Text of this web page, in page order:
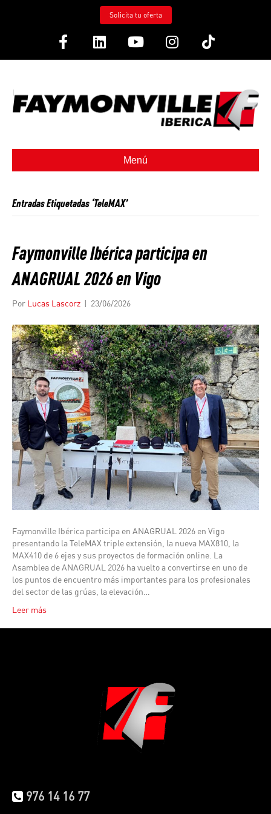
Solicita tu oferta
FacebookLinkedinYoutubeInstagram
Tiktok
Menú
Entradas Etiquetadas ‘TeleMAX’
Faymonville Ibérica participa en
ANAGRUAL 2026 en Vigo
Por Lucas Lascorz | 23/06/2026
Faymonville Ibérica participa en ANAGRUAL 2026 en Vigo
presentando la TeleMAX triple extensión, la nueva MAX810, la
MAX410 de 6 ejes y sus proyectos de formación online. La
Asamblea de ANAGRUAL 2026 ha vuelto a convertirse en uno de
los puntos de encuentro más importantes para los profesionales
del sector de las grúas, la elevación…
Leer más
976 14 16 77